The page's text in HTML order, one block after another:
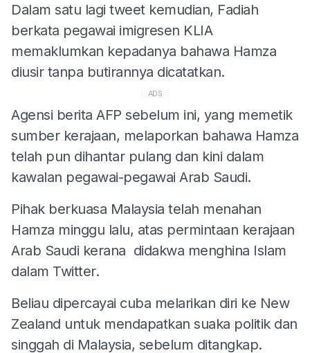
Dalam satu lagi tweet kemudian, Fadiah
berkata pegawai imigresen KLIA
memaklumkan kepadanya bahawa Hamza
diusir tanpa butirannya dicatatkan.
ADS
Agensi berita AFP sebelum ini, yang memetik
sumber kerajaan, melaporkan bahawa Hamza
telah pun dihantar pulang dan kini dalam
kawalan pegawai-pegawai Arab Saudi.
Pihak berkuasa Malaysia telah menahan
Hamza minggu lalu, atas permintaan kerajaan
Arab Saudi kerana didakwa menghina Islam
dalam Twitter.
Beliau dipercayai cuba melarikan diri ke New
Zealand untuk mendapatkan suaka politik dan
singgah di Malaysia, sebelum ditangkap.